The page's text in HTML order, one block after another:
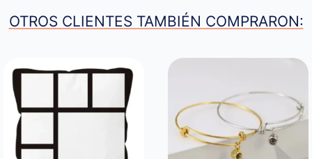
OTROS CLIENTES TAMBIÉN COMPRARON: